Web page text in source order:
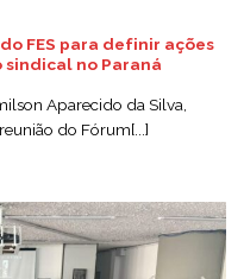
FES para definir ações
no Paraná
Aparecido da Silva,
do Fórum[...]